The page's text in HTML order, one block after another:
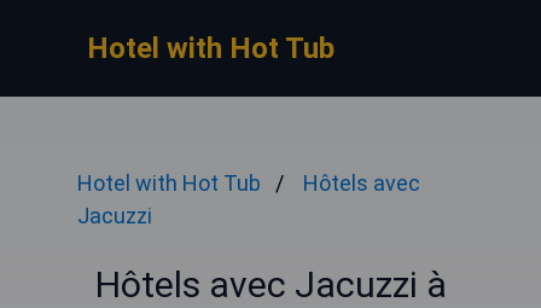
Hotel with Hot Tub
Hotel with Hot Tub
Hôtels avec
Jacuzzi
Hôtels avec Jacuzzi à